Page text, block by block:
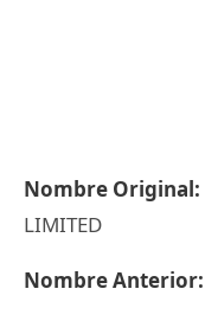
Nombre Original:
LIMITED
Nombre Anterior: